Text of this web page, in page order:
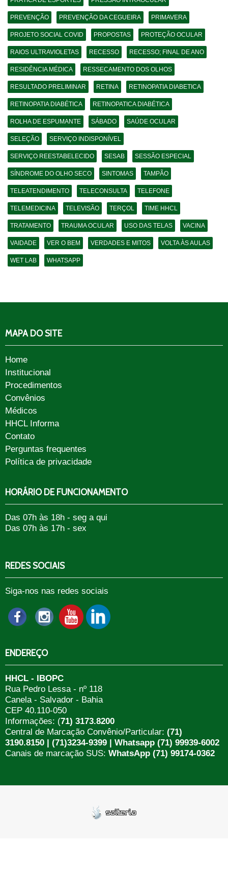
PREVENÇÃO PREVENÇÃO DA CEGUEIRA PRIMAVERA
PROJETO SOCIAL COVID PROPOSTAS PROTEÇÃO OCULAR
RAIOS ULTRAVIOLETAS RECESSO RECESSO; FINAL DE ANO
RESIDÊNCIA MÉDICA RESSECAMENTO DOS OLHOS
RESULTADO PRELIMINAR RETINA RETINOPATIA DIABETICA
RETINOPATIA DIABÉTICA RETINOPATICA DIABÉTICA
ROLHA DE ESPUMANTE SÁBADO SAÚDE OCULAR
SELEÇÃO SERVIÇO INDISPONÍVEL
SERVIÇO REESTABELECIDO SESAB SESSÃO ESPECIAL
SÍNDROME DO OLHO SECO SINTOMAS TAMPÃO
TELEATENDIMENTO TELECONSULTA TELEFONE
TELEMEDICINA TELEVISÃO TERÇOL TIME HHCL
TRATAMENTO TRAUMA OCULAR USO DAS TELAS VACINA
VAIDADE VER O BEM VERDADES E MITOS VOLTA ÀS AULAS
WET LAB WHATSAPP
MAPA DO SITE
Home
Institucional
Procedimentos
Convênios
Médicos
HHCL Informa
Contato
Perguntas frequentes
Política de privacidade
HORÁRIO DE FUNCIONAMENTO
Das 07h às 18h - seg a qui
Das 07h às 17h - sex
REDES SOCIAIS
Siga-nos nas redes sociais
ENDEREÇO
HHCL - IBOPC
Rua Pedro Lessa - nº 118
Canela - Salvador - Bahia
CEP 40.110-050
Informações: (71) 3173.8200
Central de Marcação Convênio/Particular: (71)
3190.8150 | (71)3234-9399 | Whatsapp (71) 99939-6002
Canais de marcação SUS: WhatsApp (71) 99174-0362